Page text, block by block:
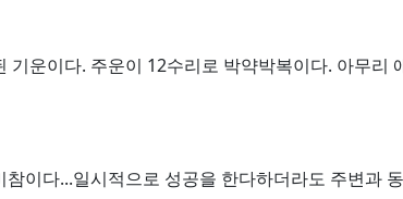
기운이다. 주운이 12수리로 박약박복이다. 아무
이다...일시적으로 성공을 한다하더라도 주변과